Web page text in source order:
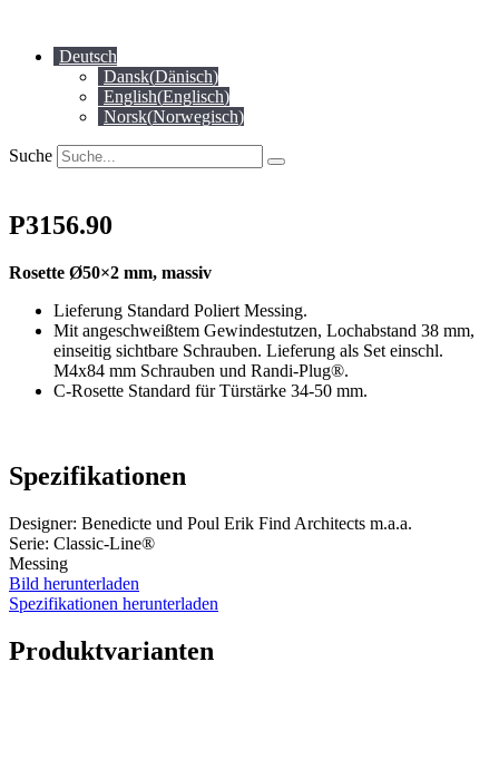
springenDeutsch
Dansk(Dänisch)
English(Englisch)
Norsk(Norwegisch)
Suche
P3156.90
Rosette Ø50×2 mm, massiv
Lieferung Standard Poliert Messing.
Mit angeschweißtem Gewindestutzen, Lochabstand 38 mm,
einseitig sichtbare Schrauben. Lieferung als Set einschl.
M4x84 mm Schrauben und Randi-Plug®.
C-Rosette Standard für Türstärke 34-50 mm.
Spezifikationen
Designer: Benedicte und Poul Erik Find Architects m.a.a.
Serie: Classic-Line®
Messing
Bild herunterladen
Spezifikationen herunterladen
Produktvarianten